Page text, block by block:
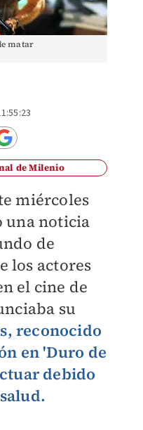
matar
de Milenio
miércoles
una noticia
de
los actores
el cine de
su
reconocido
en 'Duro de
debido